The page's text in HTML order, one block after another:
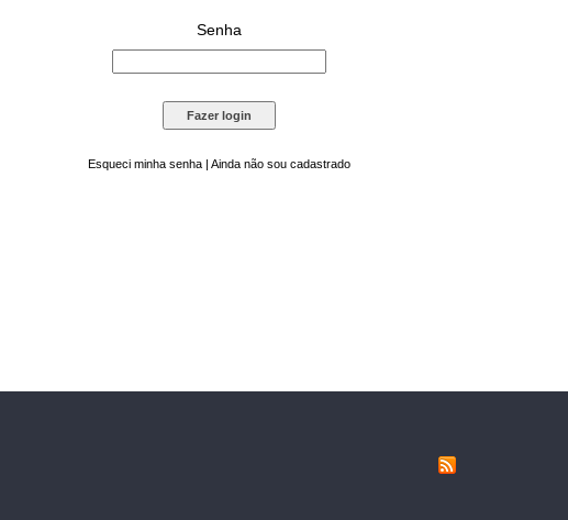
Senha
Esqueci minha senha | Ainda não sou cadastrado